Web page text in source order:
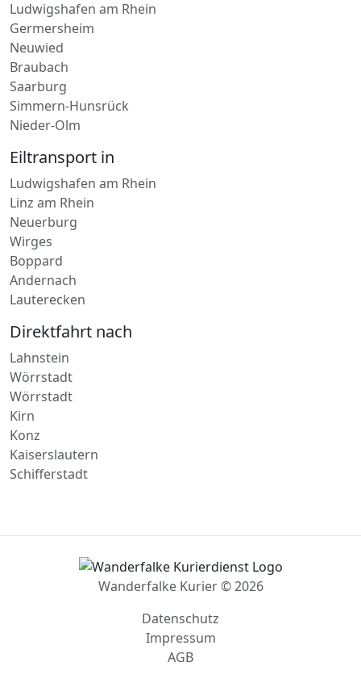
Ludwigshafen am Rhein
Germersheim
Neuwied
Braubach
Saarburg
Simmern-Hunsrück
Nieder-Olm
Eiltransport in
Ludwigshafen am Rhein
Linz am Rhein
Neuerburg
Wirges
Boppard
Andernach
Lauterecken
Direktfahrt nach
Lahnstein
Wörrstadt
Wörrstadt
Kirn
Konz
Kaiserslautern
Schifferstadt
Wanderfalke Kurier © 2026
Datenschutz
Impressum
AGB